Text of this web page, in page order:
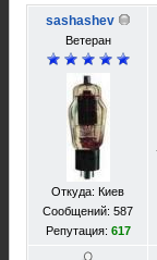
sashashev
Ветеран
Откуда: Киев
Сообщений: 587
Репутация: 617